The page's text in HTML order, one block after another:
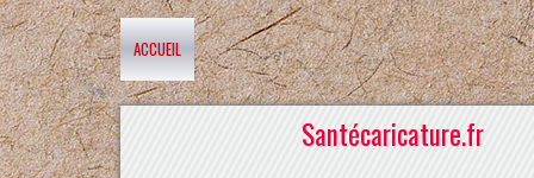
ACCUEIL
Santécaricature.fr